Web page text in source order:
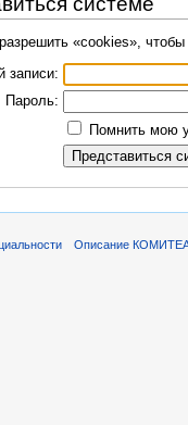
«cookies», чтобы
записи:
Пароль:
Помнить мою
Описание